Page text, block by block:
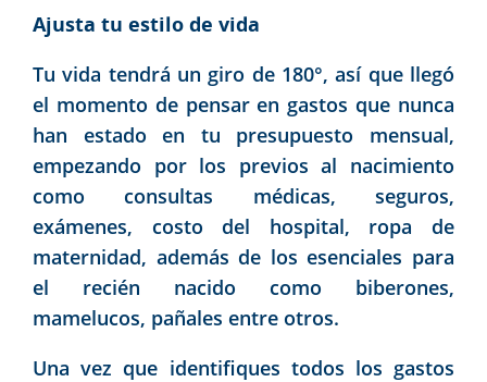
Ajusta tu estilo de vida
Tu vida tendrá un giro de 180°, así que llegó
el momento de pensar en gastos que nunca
han estado en tu presupuesto mensual,
empezando por los previos al nacimiento
como consultas médicas, seguros,
exámenes, costo del hospital, ropa de
maternidad, además de los esenciales para
el recién nacido como biberones,
mamelucos, pañales entre otros.
Una vez que identifiques todos los gastos